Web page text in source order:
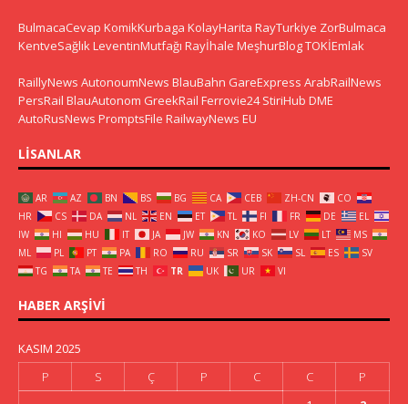
BulmacaCevap KomikKurbaga KolayHarita RayTurkiye ZorBulmaca
KentveSağlık LeventinMutfağı Rayİhale MeşhurBlogTOKİEmlak
RaillyNews AutonoumNews BlauBahn GareExpress ArabRailNews
PersRail BlauAutonom GreekRail Ferrovie24 StiriHub DME
AutoRusNews PromptsFile RailwayNews EU
LISANLAR
AR AZ BN BS BG CA CEB ZH-CN
CO
HR
CS DA NL EN ET TL FI FR DE
EL
IW
HI HU IT JA JW KN KO LV LT
MS
ML
PL PT PA RO RU SR SK SL ES
SV
TG
TA TE TH TR UK UR VI
HABER ARŞIVI
KASIM 2025
P
S Ç P C C
P